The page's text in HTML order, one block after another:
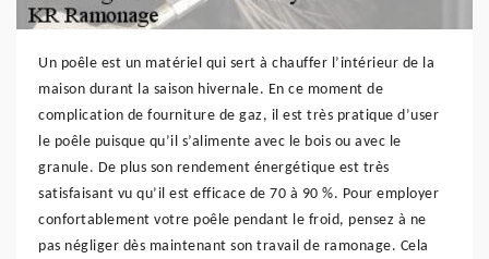
Un poêle est un matériel qui sert à chauffer l’intérieur de la
maison durant la saison hivernale. En ce moment de
complication de fourniture de gaz, il est très pratique d’user
le poêle puisque qu’il s’alimente avec le bois ou avec le
granule. De plus son rendement énergétique est très
satisfaisant vu qu’il est efficace de 70 à 90 %. Pour employer
confortablement votre poêle pendant le froid, pensez à ne
pas négliger dès maintenant son travail de ramonage. Cela